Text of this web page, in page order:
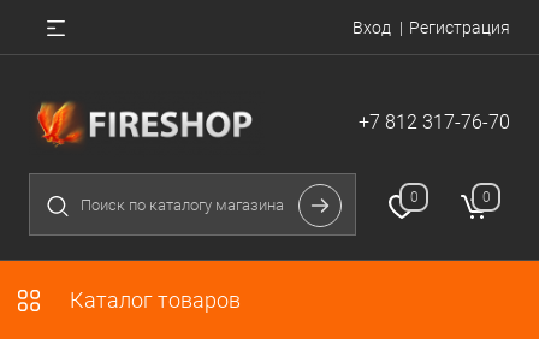
Вход Регистрация
+7 812 317-76-70
0 0
Каталог товаров